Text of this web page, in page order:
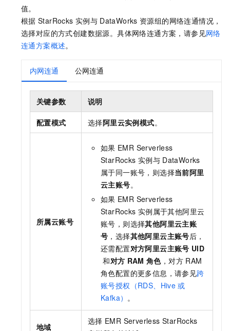
值。
根据 StarRocks 实例与 DataWorks 资源组的网络连通情况，
选择对应的方式创建数据源。具体网络连通方案，请参见网络
连通方案概述。
内网连通 公网连通
关键参数 说明
配置模式 选择阿里云实例模式。
所属云账号
如果 EMR Serverless
StarRocks 实例与 DataWorks
属于同一账号，则选择当前阿里
云主账号。
如果 EMR Serverless
StarRocks 实例属于其他阿里云
账号，则选择其他阿里云主账
号 ，选择其他阿里云主账号后，
还需配置对方阿里云主账号 UID
和对方 RAM 角色，对方 RAM
角色配置的更多信息，请参见跨
账号授权（RDS、Hive 或
Kafka） 。
地域
选择 EMR Serverless StarRocks